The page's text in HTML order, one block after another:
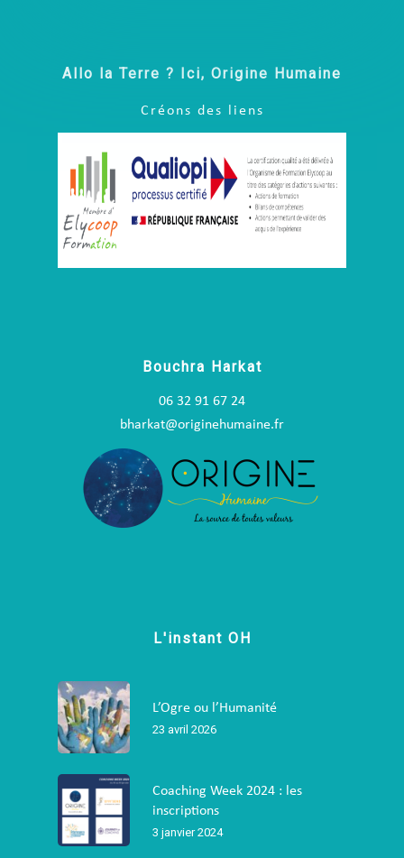
Allo la Terre ? Ici, Origine Humaine
Créons des liens
Bouchra Harkat
06 32 91 67 24
bharkat@originehumaine.fr
L'instant OH
L’Ogre ou l’Humanité
23 avril 2026
Coaching Week 2024 : les
inscriptions
3 janvier 2024